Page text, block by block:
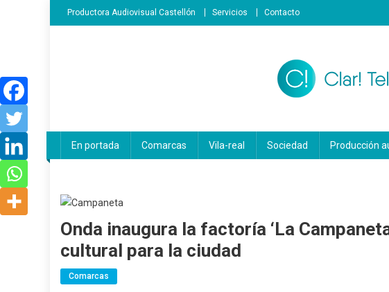
Saltar
al
Productora Audiovisual Castellón Servicios Contacto
En portada Comarcas Vila-real Sociedad Producción
Onda inaugura la factoría ‘La
cultural para la ciudad
Comarcas